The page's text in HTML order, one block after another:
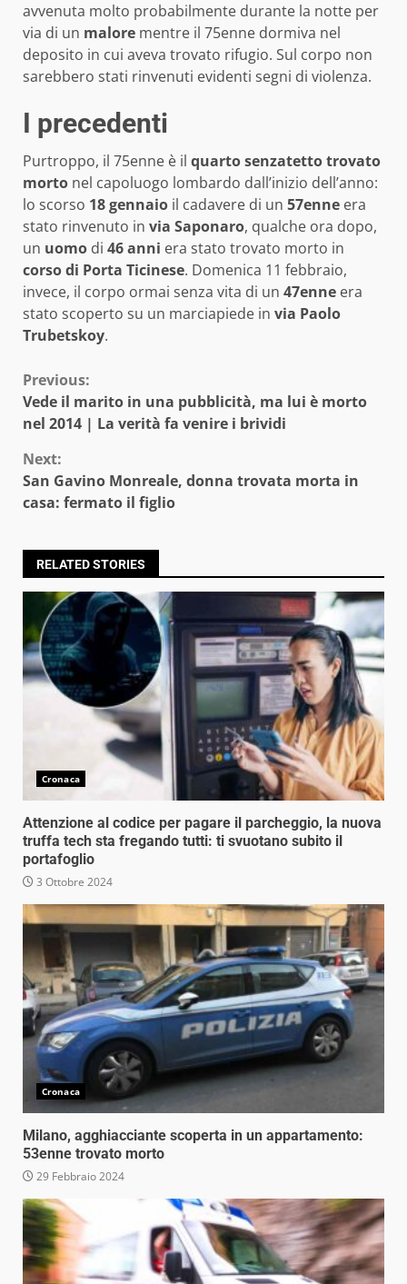
avvenuta molto probabilmente durante la notte per
via di un malore mentre il 75enne dormiva nel
deposito in cui aveva trovato rifugio. Sul corpo non
sarebbero stati rinvenuti evidenti segni di violenza.
I precedenti
Purtroppo, il 75enne è il quarto senzatettotrovato
morto nel capoluogo lombardo dall’inizio dell’anno:
lo scorso 18 gennaio il cadavere di un 57enne era
stato rinvenuto in via Saponaro, qualche ora dopo,
un uomo di 46 anni era stato trovato morto in
corso di Porta Ticinese. Domenica 11 febbraio,
invece, il corpo ormai senza vita di un 47enne era
stato scoperto su un marciapiede in via Paolo
Trubetskoy.
Continue
Reading
Previous:
Vede il marito in una pubblicità, ma lui è morto
nel 2014 | La verità fa venire i brividi
Next:
San Gavino Monreale, donna trovata morta in
casa: fermato il figlio
RELATED STORIES
Cronaca
Attenzione al codice per pagare il parcheggio, la nuova
truffa tech sta fregando tutti: ti svuotano subito il
portafoglio
3 Ottobre 2024
Cronaca
Milano, agghiacciante scoperta in un appartamento:
53enne trovato morto
29 Febbraio 2024